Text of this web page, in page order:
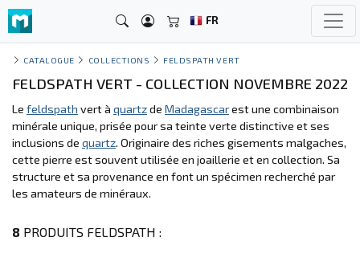
FR
CATALOGUE COLLECTIONS FELDSPATH VERT
FELDSPATH VERT - COLLECTION NOVEMBRE 2022
Le feldspath vert à quartzde Madagascarest une combinaison
minérale unique, prisée pour sa teinte verte distinctive et ses
inclusions de quartz. Originaire des riches gisements malgaches,
cette pierre est souvent utilisée en joaillerie et en collection. Sa
structure et sa provenance en font un spécimen recherché par
les amateurs de minéraux.
8 PRODUITS FELDSPATH :